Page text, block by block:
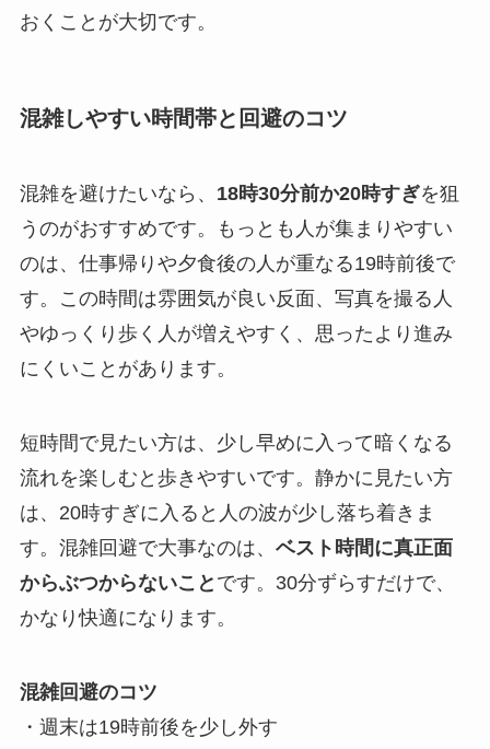
おくことが大切です。
混雑しやすい時間帯と回避のコツ
混雑を避けたいなら、 18時30分前か20時すぎを狙
うのがおすすめです。もっとも人が集まりやすい
のは、仕事帰りや夕食後の人が重なる19時前後で
す。この時間は雰囲気が良い反面、写真を撮る人
やゆっくり歩く人が増えやすく、思ったより進み
にくいことがあります。
短時間で見たい方は、少し早めに入って暗くなる
流れを楽しむと歩きやすいです。静かに見たい方
は、20時すぎに入ると人の波が少し落ち着きま
す。混雑回避で大事なのは、 ベスト時間に真正面
からぶつからないこと です。30分ずらすだけで、
かなり快適になります。
混雑回避のコツ
・週末は19時前後を少し外す